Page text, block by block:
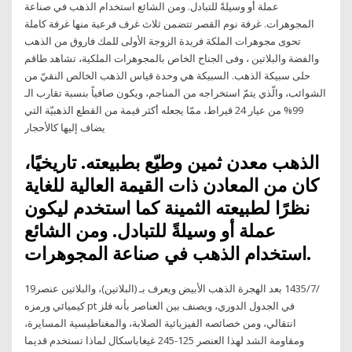
عملة أو وسيلةً للتبادل. ومن الشائع استخدام الذهب في صناعة
المجوهرات. غرفة نوم القصر تتضمن ثلاث غرف فرعية منها غرفة كاملة
تحوى مجوهرات الملكة فريدة الزوجة الأولى للمك فاروق من الذهب
والفضة والبلاتين ، وفى الجناح الخاص بالمجوهرات الملكية، تشاهد طاقم
حلى سبيكة الذهب. السبيكة هي وحدة قياس الذهب الخالص النقيّ من
الشوائب، والّذي يتمّ استخراجه من المناجم، ويكون صافياً بنسبة تقارب الـ
99% من عيار 24 قيراط، ممّا يجعله أكثر قيمة من القطع الذهبيّة التي
يضاف إليها كالأحجار
الذهب معدن ثمين وطيّع بطبيعته. تاريخيًا،
كان من المعادن ذات القيمة العالية للغاية
نظرًا لطبيعته الثمينة كما استخدم ليكون
عملة أو وسيلةً للتبادل. ومن الشائع
استخدام الذهب في صناعة المجوهرات.
19‏‏/7‏‏/1435 بعد الهجرة الذهب الأبيض ويعرف بـ (البلاتين)، والبلاتين عنصر
كيميائي ورمزه pt في الجدول الدوري، ويصنف بين العناصر بأنه فلز
انتقالي، ومن خصائصه الفيزيائية الصلابة، والمغناطيسية المسايرة،
ومقاومة الشد لهذا العنصر 125-245 غيغاباسكال لماذا تستخدم قديما